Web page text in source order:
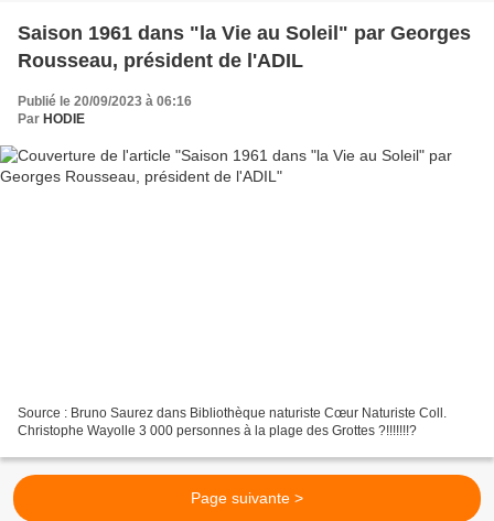
Saison 1961 dans "la Vie au Soleil" par Georges
Rousseau, président de l'ADIL
Publié le 20/09/2023 à 06:16
Par HODIE
Source : Bruno Saurez dans Bibliothèque naturiste Cœur Naturiste Coll.
Christophe Wayolle 3 000 personnes à la plage des Grottes ?!!!!!!!?
Page suivante >